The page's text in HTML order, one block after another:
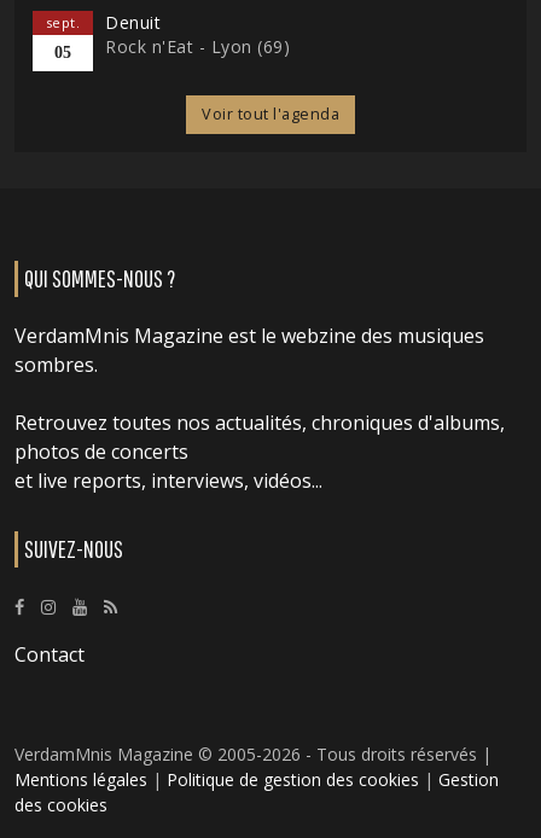
sept.
05
Denuit
Rock n'Eat - Lyon (69)
Voir tout l'agenda
QUI SOMMES-NOUS ?
VerdamMnis Magazine est le webzine des musiques
sombres.
Retrouvez toutes nos actualités, chroniques d'albums,
photos de concerts
et live reports, interviews, vidéos...
SUIVEZ-NOUS
Contact
VerdamMnis Magazine © 2005-2026 - Tous droits réservés |
Mentions légales | Politique de gestion des cookies | Gestion
des cookies